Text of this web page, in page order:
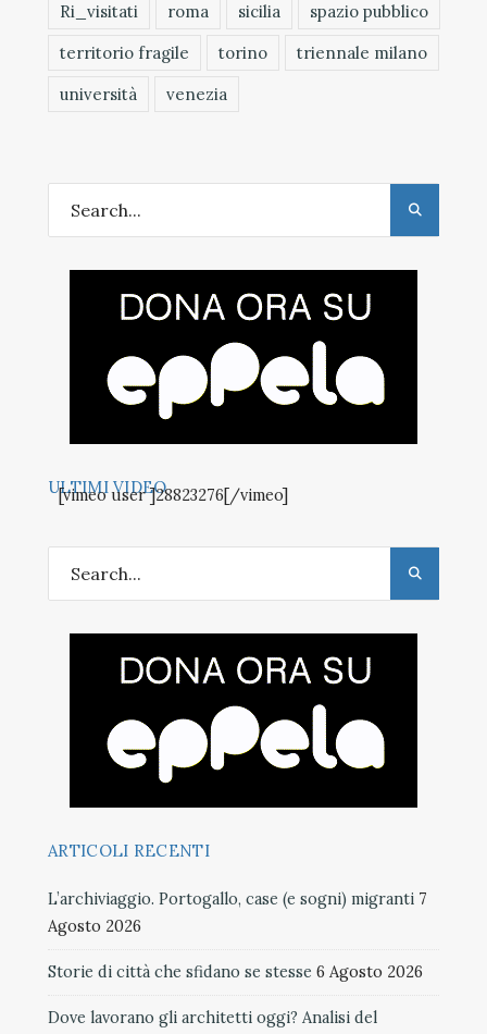
Ri_visitati
roma sicilia
spazio pubblico
territorio fragile
torino
triennale milano
università
venezia
ULTIMI VIDEO
[vimeo user ]28823276[/vimeo]
ARTICOLI RECENTI
L’archiviaggio. Portogallo, case (e sogni) migranti 7
Agosto 2026
Storie di città che sfidano se stesse 6 Agosto 2026
Dove lavorano gli architetti oggi? Analisi del